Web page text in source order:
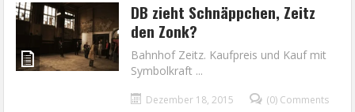
DB zieht Schnäppchen, Zeitz
den Zonk?
Bahnhof Zeitz. Kaufpreis und Kauf mit
Symbolkraft ...
Dezember 18, 2015 (0) Comments